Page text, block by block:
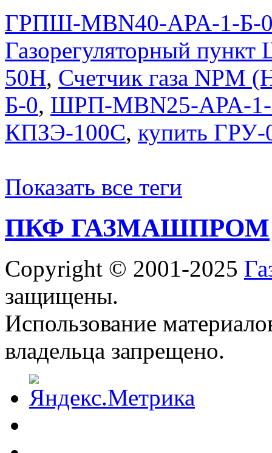
ГРПШ-MBN40-APA-1-Б-
Газорегуляторный
50Н, Счетчик газа NPM
Б-0, ШРП-MBN25-APA-
КПЗЭ-100С, купить
Показать все теги
ПКФ ГАЗМАШПРОМ
Copyright © 2001-2025
защищены.
Использование
владельца запрещено.